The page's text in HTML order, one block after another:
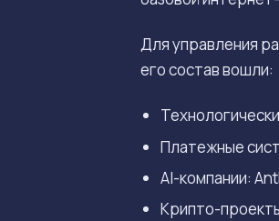
Для управления
его состав вошли:
Платежные
AI-компании:
Крипто-